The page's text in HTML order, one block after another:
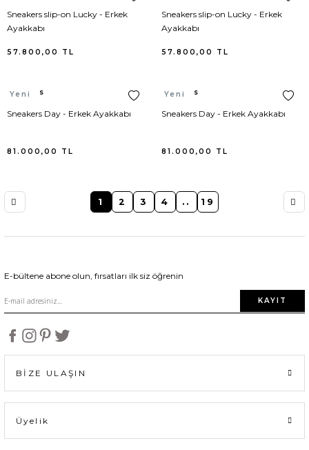
Sneakers slip-on Lucky - Erkek
Ayakkabı
57.800,00 TL
Sneakers slip-on Lucky - Erkek
Ayakkabı
57.800,00 TL
Yeni
Hermes
Sneakers Day - Erkek Ayakkabı
81.000,00 TL
Yeni
Hermes
Sneakers Day - Erkek Ayakkabı
81.000,00 TL
1 2 3 4 .. 19
E-bültene abone olun, fırsatları ilk siz öğrenin
KAYIT
BİZE ULAŞIN
Üyelik